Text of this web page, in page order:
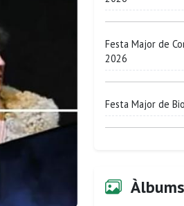
Festa Major de
2026
Festa Major de